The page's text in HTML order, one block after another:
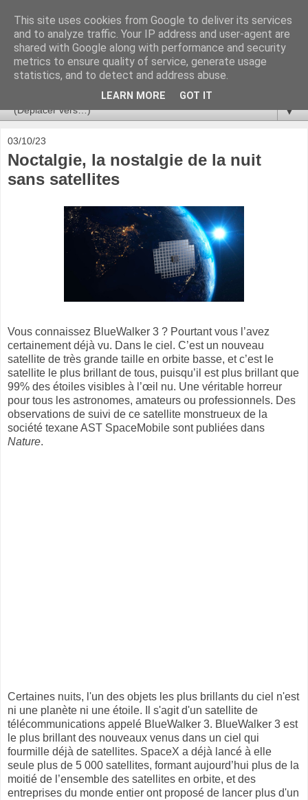
Ça se passe là haut
Astronomie, Astrophysique, Astroparticules, Cosmologie.
L'infini se contemple, indéfiniment. ISSN 2272-5768
▼
03/10/23
Noctalgie, la nostalgie de la nuit
sans satellites
Vous connaissez BlueWalker 3 ? Pourtant vous l’avez
certainement déjà vu. Dans le ciel. C’est un nouveau
satellite de très grande taille en orbite basse, et c’est le
satellite le plus brillant de tous, puisqu’il est plus brillant que
99% des étoiles visibles à l’œil nu. Une véritable horreur
pour tous les astronomes, amateurs ou professionnels. Des
observations de suivi de ce satellite monstrueux de la
société texane AST SpaceMobile sont publiées dans
Nature.
Certaines nuits, l'un des objets les plus brillants du ciel n'est
ni une planète ni une étoile. Il s'agit d'un satellite de
télécommunications appelé BlueWalker 3. BlueWalker 3 est
le plus brillant des nouveaux venus dans un ciel qui
fourmille déjà de satellites. SpaceX a déjà lancé à elle
seule plus de 5 000 satellites, formant aujourd’hui plus de la
moitié de l’ensemble des satellites en orbite, et des
entreprises du monde entier ont proposé de lancer plus d'un
This site uses cookies from Google to deliver its services
and to analyze traffic. Your IP address and user-agent are
shared with Google along with performance and security
metrics to ensure quality of service, generate usage
statistics, and to detect and address abuse.
LEARN MORE GOT IT